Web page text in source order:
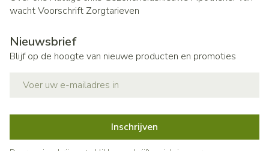
wachtVoorschrift Zorgtarieven
Nieuwsbrief
Blijf op de hoogte van nieuwe producten en promoties
Inschrijven